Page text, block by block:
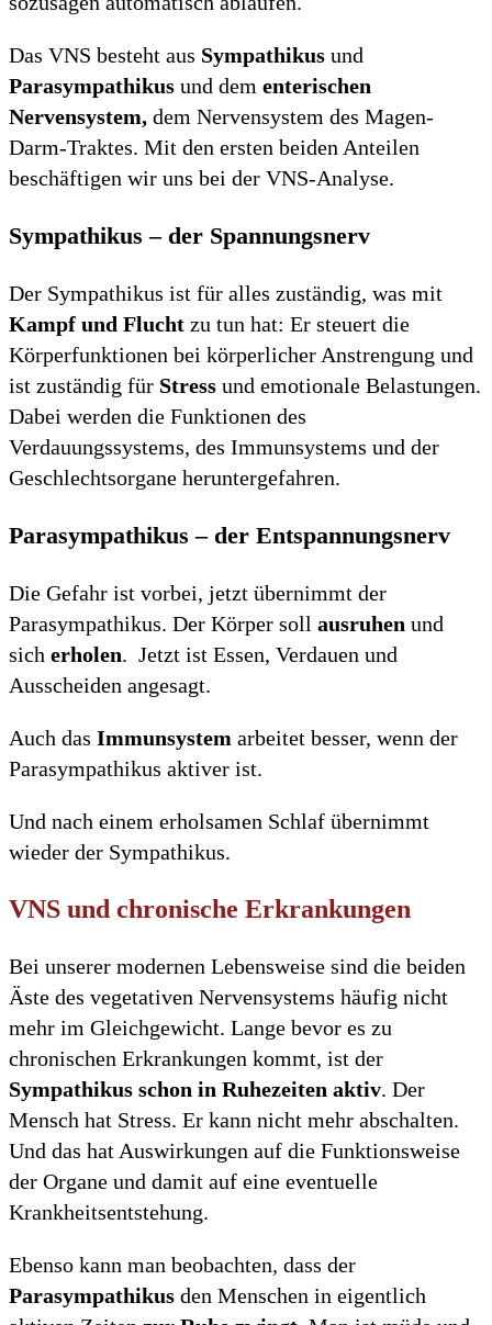
Das VNS besteht aus Sympathikus und
Parasympathikus und dem enterischen
Nervensystem, dem Nervensystem des Magen-
Darm-Traktes. Mit den ersten beiden Anteilen
beschäftigen wir uns bei der VNS-Analyse.
Sympathikus – der Spannungsnerv
Der Sympathikus ist für alles zuständig, was mit
Kampf und Flucht zu tun hat: Er steuert die
Körperfunktionen bei körperlicher Anstrengung und
ist zuständig für Stress und emotionale Belastungen.
Dabei werden die Funktionen des
Verdauungssystems, des Immunsystems und der
Geschlechtsorgane heruntergefahren.
Parasympathikus – der Entspannungsnerv
Die Gefahr ist vorbei, jetzt übernimmt der
Parasympathikus. Der Körper soll ausruhen und
sich erholen. Jetzt ist Essen, Verdauen und
Ausscheiden angesagt.
Auch das Immunsystem arbeitet besser, wenn der
Parasympathikus aktiver ist.
Und nach einem erholsamen Schlaf übernimmt
wieder der Sympathikus.
VNS und chronische Erkrankungen
Bei unserer modernen Lebensweise sind die beiden
Äste des vegetativen Nervensystems häufig nicht
mehr im Gleichgewicht. Lange bevor es zu
chronischen Erkrankungen kommt, ist der
Sympathikus schon in Ruhezeiten aktiv. Der
Mensch hat Stress. Er kann nicht mehr abschalten.
Und das hat Auswirkungen auf die Funktionsweise
der Organe und damit auf eine eventuelle
Krankheitsentstehung.
Ebenso kann man beobachten, dass der
Parasympathikus den Menschen in eigentlich